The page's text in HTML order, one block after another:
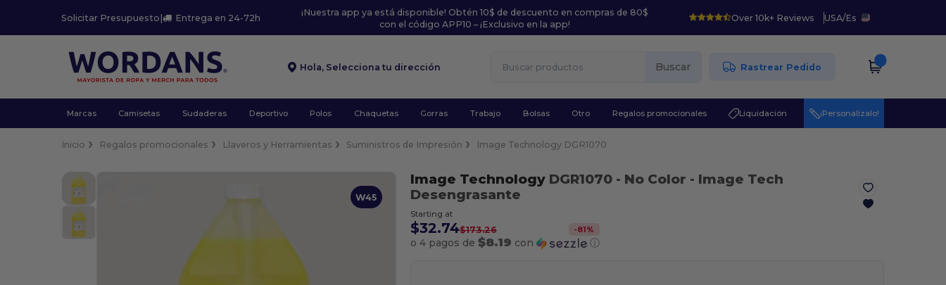
Solicitar Presupuesto | Entrega en 24-72h
¡Nuestra app ya está disponible! Obtén 10$ de descuento en compras de 80$
con el código APP10 – ¡Exclusivo en la app!
Over 10k+ Reviews USA/Es
Hola, Selecciona tu dirección Buscar Rastrear Pedido
Marcas Camisetas Sudaderas Deportivo Polos Chaquetas Gorras Trabajo Bolsas Otro Regalos promocionales Liquidación ¡Personalízalo!
Inicio Regalos promocionales Llaveros y Herramientas Suministros de Impresión Image Technology DGR1070
W45
Image TechnologyDGR1070 - No Color - Image Tech
Desengrasante
Starting at
$32.74$173.26 -81%
o 4 pagos de $8.19 con ⓘ